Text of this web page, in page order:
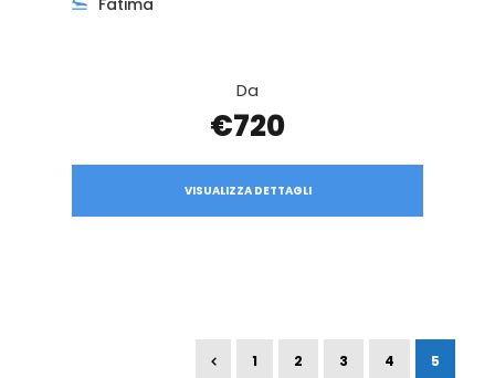
Da
€720
VISUALIZZA DETTAGLI
1 2 3 4 5